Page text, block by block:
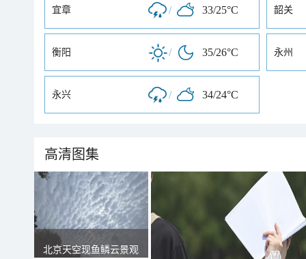
宜章 / 33/25°C 韶关
衡阳 / 35/26°C 永州
永兴 / 34/24°C
高清图集
北京天空现鱼鳞云景观